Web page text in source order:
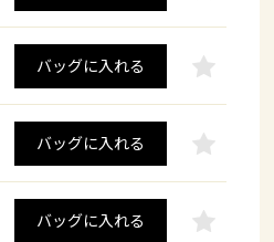
バッグに入れる
バッグに入れる
バッグに入れる